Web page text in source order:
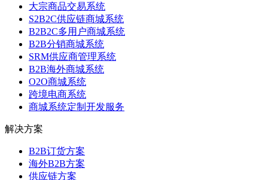
大宗商品交易系统
S2B2C供应链商城系统
B2B2C多用户商城系统
B2B分销商城系统
SRM供应商管理系统
B2B海外商城系统
O2O商城系统
跨境电商系统
商城系统定制开发服务
解决方案
B2B订货方案
海外B2B方案
供应链方案